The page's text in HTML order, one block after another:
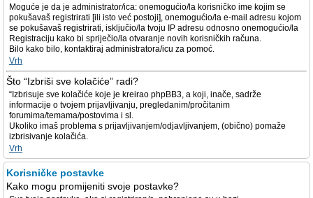
Moguće je da je administrator/ica: onemogućio/la korisničko ime kojim se
pokušavaš registrirati [ili isto već postoji], onemogućio/la e-mail adresu kojom
se pokušavaš registrirati, isključio/la tvoju IP adresu odnosno onemogućio/la
Registraciju kako bi spriječio/la otvaranje novih korisničkih računa.
Bilo kako bilo, kontaktiraj administratora/icu za pomoć.
Vrh
Što “Izbriši sve kolačiće” radi?
“Izbrisuje sve kolačiće koje je kreirao phpBB3, a koji, inače, sadrže
informacije o tvojem prijavljivanju, pregledanim/pročitanim
forumima/temama/postovima i sl.
Ukoliko imaš problema s prijavljivanjem/odjavljivanjem, (obično) pomaže
izbrisivanje kolačića.
Vrh
Korisničke postavke
Kako mogu promijeniti svoje postavke?